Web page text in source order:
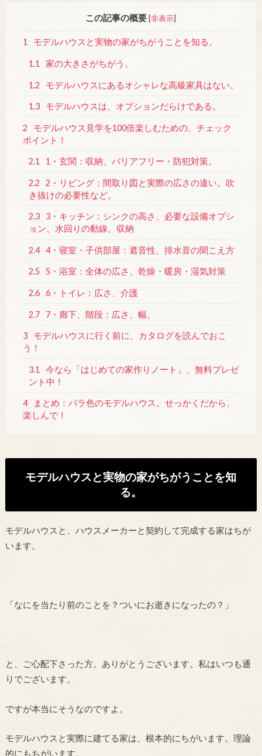
この記事の概要 [非表示]
1 モデルハウスと実物の家がちがうことを知る。
1.1 家の大きさがちがう。
1.2 モデルハウスにあるオシャレな高級家具はない。
1.3 モデルハウスは、オプションだらけである。
2
モデルハウス見学を100倍楽しむための、チェック
ポイント！
2.1 1・玄関：収納、バリアフリー・防犯対策。
2.2
2・リビング：間取り図と実際の広さの違い。吹
き抜けの必要性など。
2.3
3・キッチン：シンクの高さ、必要な設備オプシ
ョン、水回りの動線、収納
2.4 4・寝室・子供部屋：遮音性、排水音の聞こえ方
2.5 5・浴室：全体の広さ、乾燥・暖房・湿気対策
2.6 6・トイレ：広さ、介護
2.7 7・廊下、階段：広さ、幅。
3
モデルハウスに行く前に、カタログを読んでおこ
う！
3.1
今なら「はじめての家作りノート」、無料プレゼ
ント中！
4
まとめ：バラ色のモデルハウス。せっかくだから、
楽しんで！
モデルハウスと実物の家がちがうことを知
る。
モデルハウスと、ハウスメーカーと契約して完成する家はちが
います。
「なにを当たり前のことを？ついにお逝きになったの？」
と、ご心配下さった方。ありがとうございます。私はいつも通
りでございます。
ですが本当にそうなのですよ。
モデルハウスと実際に建てる家は、根本的にちがいます。理論
的にもちがいます。